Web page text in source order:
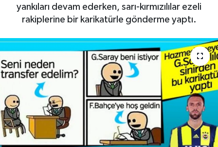
yankıları devam ederken, sarı-kırmızılılar ezeli
rakiplerine bir karikatürle gönderme yaptı.
Haber Arşivi